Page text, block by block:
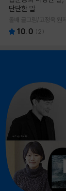
단단한 말
돌배 글그림/고정욱 원저
10.0 ( 2)